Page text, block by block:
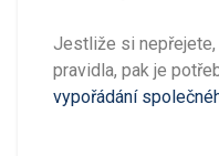
Jestliže si
pravidla, pak je
vypořádání